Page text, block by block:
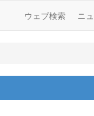
ウェブ検索 ニ